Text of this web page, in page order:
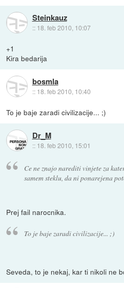
Steinkauz
:: 18. feb 2010, 10:07
+1
Kira bedarija
bosmla
:: 18. feb 2010, 10:40
To je baje zaradi civilizacije... ;)
Dr_M
:: 18. feb 2010, 15:01
Ce ne znajo narediti vinjete za
samem steklu, da ni ponarejena
Prej fail narocnika.
To je baje zaradi civilizacije... ;)
Seveda, to je nekaj, kar ti nikoli ne